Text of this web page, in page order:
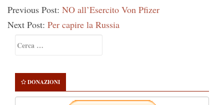
Previous Post: NO all’Esercito Von Pfizer
Next Post: Per capire la Russia
Sidebar
per:
DONAZIONI